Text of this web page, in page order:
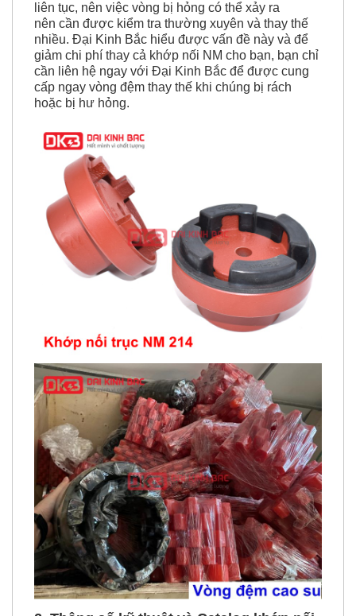
liên tục, nên việc vòng bị hỏng có thể xảy ra
nên cần được kiểm tra thường xuyên và thay thế
nhiều. Đại Kinh Bắc hiểu được vấn đề này và để
giảm chi phí thay cả khớp nối NM cho bạn, bạn chỉ
cần liên hệ ngay với Đại Kinh Bắc để được cung
cấp ngay vòng đệm thay thế khi chúng bị rách
hoặc bị hư hỏng.